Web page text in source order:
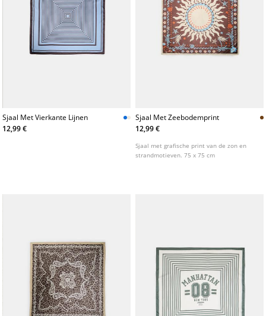
Sjaal Met Vierkante Lijnen
12,99 €
Sjaal Met Zeebodemprint
12,99 €
Sjaal met grafische print van de zon en
strandmotieven. 75 x 75 cm